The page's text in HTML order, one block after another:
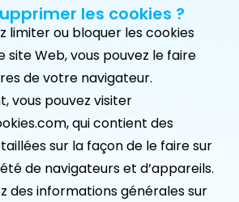
les cookies ?
limiter ou bloquer les cookies
site Web, vous pouvez le faire
de votre navigateur.
vous pouvez visiter
qui contient des
sur la façon de le faire sur
de navigateurs et d’appareils.
des informations générales sur